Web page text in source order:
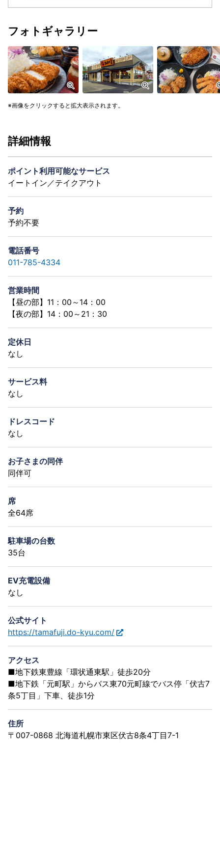
フォトギャラリー
画像をクリックすると拡大表示されます。
詳細情報
ポイント利用可能なサービス
イートイン／テイクアウト
予約
予約不要
電話番号
011-785-4334
営業時間
【昼の部】11：00～14：00
【夜の部】14：00～21：30
定休日
なし
サービス料
なし
ドレスコード
なし
お子さまの同伴
同伴可
席
全64席
駐車場の台数
35台
EV充電設備
なし
公式サイト
https://tamafuji.do-kyu.com/
アクセス
■地下鉄東豊線「環状通東駅」徒歩20分
■地下鉄「元町駅」からバス東70元町線でバス停「伏古7
条5丁目」下車、徒歩1分
住所
〒007-0868 北海道札幌市東区伏古8条4丁目7-1